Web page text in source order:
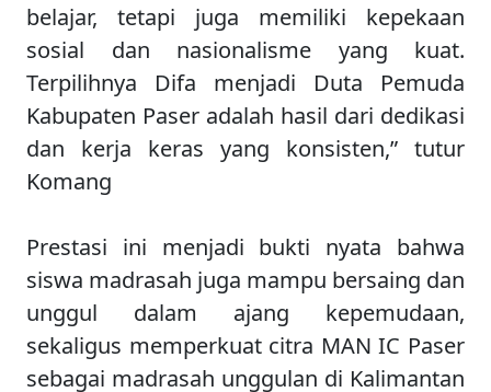
belajar, tetapi juga memiliki kepekaan
sosial dan nasionalisme yang kuat.
Terpilihnya Difa menjadi Duta Pemuda
Kabupaten Paser adalah hasil dari dedikasi
dan kerja keras yang konsisten,” tutur
Komang
Prestasi ini menjadi bukti nyata bahwa
siswa madrasah juga mampu bersaing dan
unggul dalam ajang kepemudaan,
sekaligus memperkuat citra MAN IC Paser
sebagai madrasah unggulan di Kalimantan